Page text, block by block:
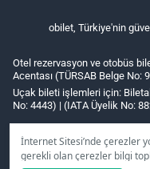
İnternet Sitesi’nde çerezler
gerekli olan çerezler bilgi
obilet, Türkiye'nin
Otel rezervasyon ve otobüs
Acentası (TÜRSAB Belge No:
Uçak bileti işlemleri için:
No: 4443) | (IATA Üyelik No: